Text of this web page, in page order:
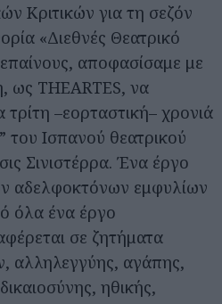
Κριτικών για τη σεζόν
«Διεθνές Θεατρικό
αποφασίσαμε με
ως THEARTES, να
–εορταστική– χρονιά
Ισπανού θεατρικού
Σινιστέρρα. Ένα έργο
αδελφοκτόνων εμφυλίων
όλα ένα έργο
σε ζητήματα
αλληλεγγύης, αγάπης,
ηθικής,